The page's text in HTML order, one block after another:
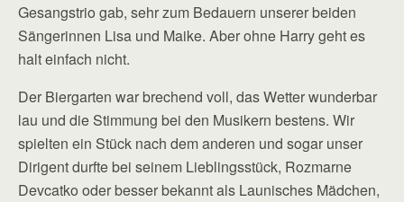
Gesangstrio gab, sehr zum Bedauern unserer beiden
Sängerinnen Lisa und Maike. Aber ohne Harry geht es
halt einfach nicht.
Der Biergarten war brechend voll, das Wetter wunderbar
lau und die Stimmung bei den Musikern bestens. Wir
spielten ein Stück nach dem anderen und sogar unser
Dirigent durfte bei seinem Lieblingsstück, Rozmarne
Devcatko oder besser bekannt als Launisches Mädchen,